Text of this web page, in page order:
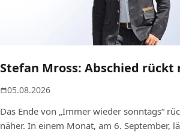
Stefan Mross: Abschied rückt
05.08.2026
Das Ende von „Immer wieder sonntags“
näher. In einem Monat, am 6. September,